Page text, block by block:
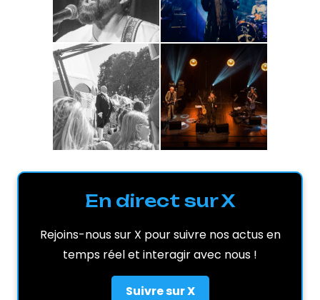
En direct sur X
Rejoins-nous sur X pour suivre nos actus en
temps réel et interagir avec nous !
Suivre sur X